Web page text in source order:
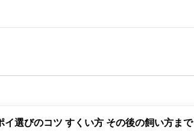
イ選びのコツ すくい方 その後の飼い方まで